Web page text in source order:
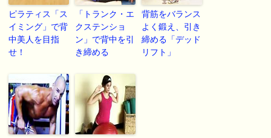
ピラティス「ス
イミング」で背
中美人を目指
せ！
「トランク・エ
クステンショ
ン」で背中を引
き締める
背筋をバランス
よく鍛え、引き
締める「デッド
リフト」